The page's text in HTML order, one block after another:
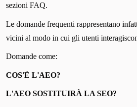
sezioni FAQ.
Le domande frequenti rappresentano
vicini al modo in cui gli utenti
Domande come:
COS'È L'AEO?
L'AEO SOSTITUIRÀ LA SEO?